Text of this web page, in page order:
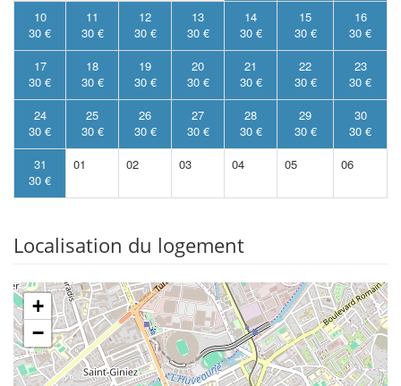
10
30 €
11
30 €
12
30 €
13
30 €
14
30 €
15
30 €
16
30 €
17
30 €
18
30 €
19
30 €
20
30 €
21
30 €
22
30 €
23
30 €
24
30 €
25
30 €
26
30 €
27
30 €
28
30 €
29
30 €
30
30 €
31
30 €
01 02 03 04 05 06
Localisation du logement
+
−